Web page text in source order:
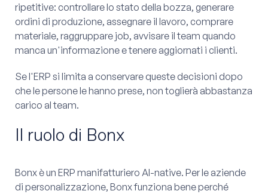
ripetitive: controllare lo stato della bozza, generare
ordini di produzione, assegnare il lavoro, comprare
materiale, raggruppare job, avvisare il team quando
manca un'informazione e tenere aggiornati i clienti.
Se l'ERP si limita a conservare queste decisioni dopo
che le persone le hanno prese, non toglierà abbastanza
carico al team.
Il ruolo di Bonx
Bonx è un ERP manifatturiero AI-native. Per le aziende
di personalizzazione, Bonx funziona bene perché